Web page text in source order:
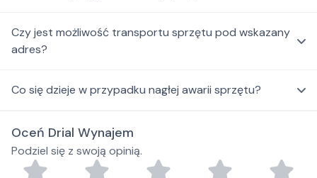
Czy jest możliwość transportu sprzętu pod wskazany
adres?
Co się dzieje w przypadku nagłej awarii sprzętu?
Oceń Drial Wynajem
Podziel się z swoją opinią.